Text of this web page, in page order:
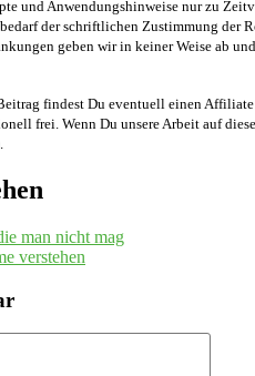
und Anwendungshinweise nur zu
der schriftlichen Zustimmung
geben wir in keiner Weise ab
findest Du eventuell einen
frei. Wenn Du unsere Arbeit auf
man nicht mag
verstehen